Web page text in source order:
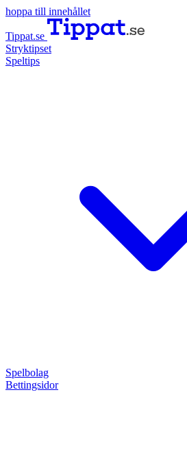
hoppa till innehållet
Tippat.se
Stryktipset
Speltips
Spelbolag
Bettingsidor